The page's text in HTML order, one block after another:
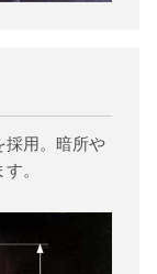
採用。暗所や
。